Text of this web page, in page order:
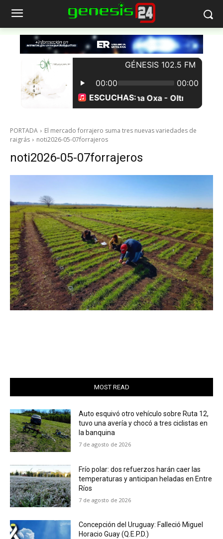
PORTADA
El mercado forrajero suma tres nuevas variedades de
raigrás
noti2026-05-07forrajeros
noti2026-05-07forrajeros
MOST READ
Auto esquivó otro vehículo sobre Ruta 12,
tuvo una avería y chocó a tres ciclistas en
la banquina
7 de agosto de 2026
Frío polar: dos refuerzos harán caer las
temperaturas y anticipan heladas en Entre
Ríos
7 de agosto de 2026
Concepción del Uruguay: Falleció Miguel
Horacio Guay (Q.E.P.D.)